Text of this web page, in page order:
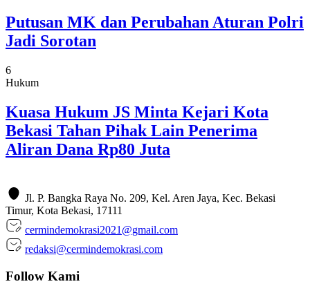
Putusan MK dan Perubahan Aturan Polri
Jadi Sorotan
6
Hukum
Kuasa Hukum JS Minta Kejari Kota
Bekasi Tahan Pihak Lain Penerima
Aliran Dana Rp80 Juta
Jl. P. Bangka Raya No. 209, Kel. Aren Jaya, Kec. Bekasi
Timur, Kota Bekasi, 17111
cermindemokrasi2021@gmail.com
redaksi@cermindemokrasi.com
Follow Kami